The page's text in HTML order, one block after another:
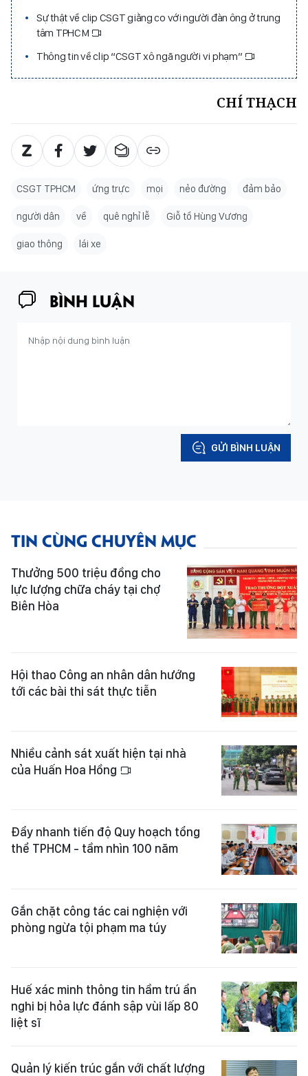
Sự thật về clip CSGT giằng co với người đàn ông ở trung
tâm TPHCM
Thông tin về clip “CSGT xô ngã người vi phạm”
CHÍ THẠCH
CSGT TPHCM ứng trực mọi nẻo đường đảm bảo
người dân về quê nghỉ lễ Giỗ tổ Hùng Vương
giao thông lái xe
BÌNH LUẬN
GỬI BÌNH LUẬN
TIN CÙNG CHUYÊN MỤC
Thưởng 500 triệu đồng cho
lực lượng chữa cháy tại chợ
Biên Hòa
Hội thao Công an nhân dân hướng
tới các bài thi sát thực tiễn
Nhiều cảnh sát xuất hiện tại nhà
của Huấn Hoa Hồng
Đẩy nhanh tiến độ Quy hoạch tổng
thể TPHCM - tầm nhìn 100 năm
Gắn chặt công tác cai nghiện với
phòng ngừa tội phạm ma túy
Huế xác minh thông tin hầm trú ẩn
nghi bị hỏa lực đánh sập vùi lấp 80
liệt sĩ
Quản lý kiến trúc gắn với chất lượng